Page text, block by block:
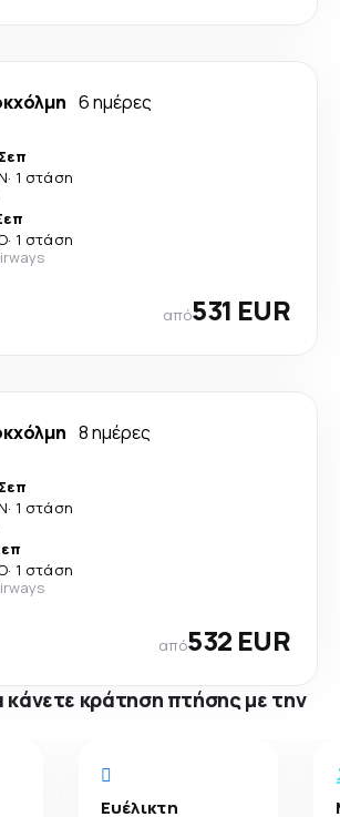
6 ημέρες
· 1 στάση
· 1 στάση
από531 EUR
8 ημέρες
· 1 στάση
· 1 στάση
από532 EUR
κάνετε κράτηση πτήσης με την
Ευέλικτη